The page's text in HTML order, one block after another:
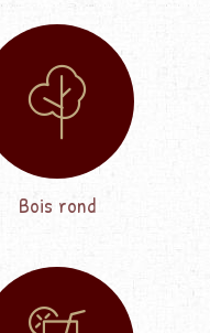
Bois rond